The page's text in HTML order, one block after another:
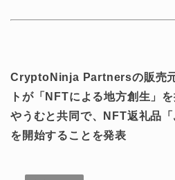
CryptoNinja Partnersの販売
トが「NFTによる地⽅創⽣」
やうむと共同で、NFT返礼品
を開始することを発表